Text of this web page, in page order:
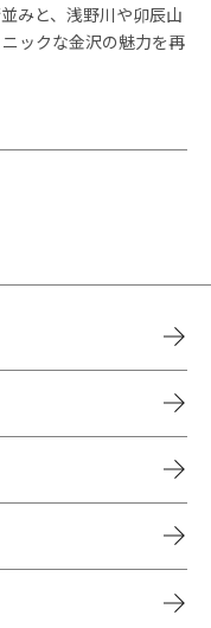
みと、浅野川や卯辰山
ックな金沢の魅力を再